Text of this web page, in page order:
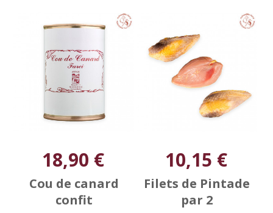
18,90 €
Cou de canard
confit
10,15 €
Filets de Pintade
par 2